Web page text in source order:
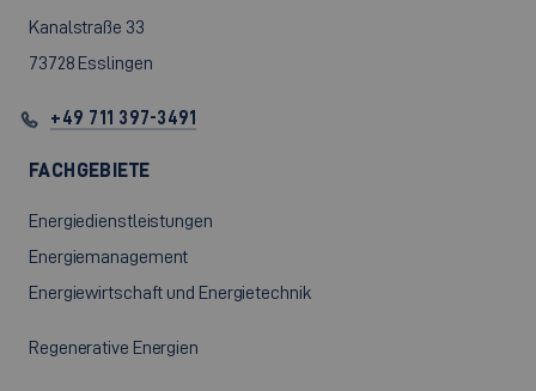
Kanalstraße 33
73728 Esslingen
+49 711 397-3491
FACHGEBIETE
Energiedienstleistungen
Energiemanagement
Energiewirtschaft und Energietechnik
Regenerative Energien